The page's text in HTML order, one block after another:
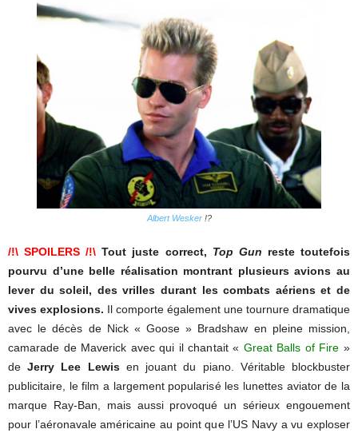
Albert Wesker!?
/!\ SPOILERS /!\ Tout juste correct, Top Gun reste toutefois
pourvu d’une belle réalisation montrant plusieurs avions au
lever du soleil, des vrilles durant les combats aériens et de
vives explosions. Il comporte également une tournure dramatique
avec le décès de Nick « Goose » Bradshaw en pleine mission,
camarade de Maverick avec qui il chantait « Great Balls of Fire »
deJerry Lee Lewisen jouant du piano. Véritable blockbuster
publicitaire, le film a largement popularisé les lunettes aviator de la
marque Ray-Ban, mais aussi provoqué un sérieux engouement
pour l’aéronavale américaine au point que l’US Navy a vu exploser